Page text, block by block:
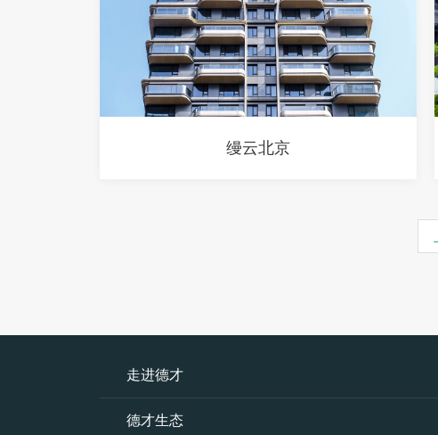
缦云北京
走进德才
德才生态